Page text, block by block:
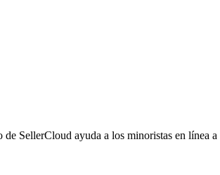
SellerCloud ayuda a los minoristas en línea